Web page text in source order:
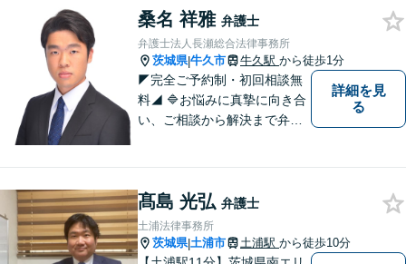
安心の第一歩を踏み出しまし
ょう。お気軽にお問い合わせ
ください。
桑名 祥雅 弁護士
弁護士法人長瀬総合法律事務所
茨城県|牛久市 牛久駅 から徒歩1分
◤完全ご予約制・初回相談無
料◢ 🔷お悩みに真摯に向き合
い、ご相談から解決まで弁護
せるために安心の第一歩を踏
み出しましょう。お気軽にお
問い合わせください。
詳細を見
る
髙島 光弘 弁護士
土浦法律事務所
茨城県|土浦市 土浦駅 から徒歩10分